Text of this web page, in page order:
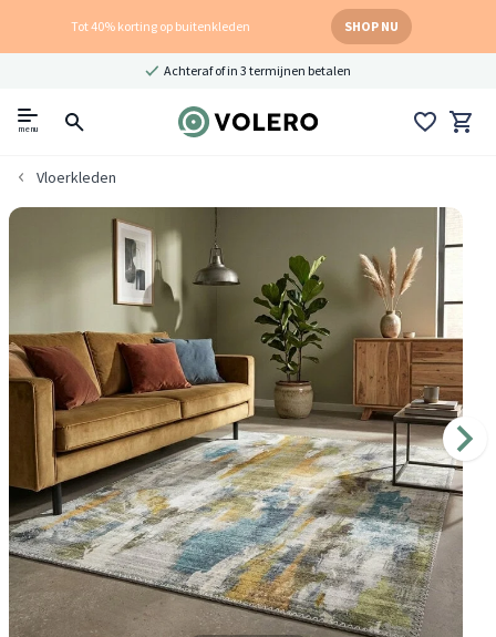
Tot 40% korting op buitenkleden SHOP NU
Achteraf of in 3 termijnen betalen
menu
Vloerkleden